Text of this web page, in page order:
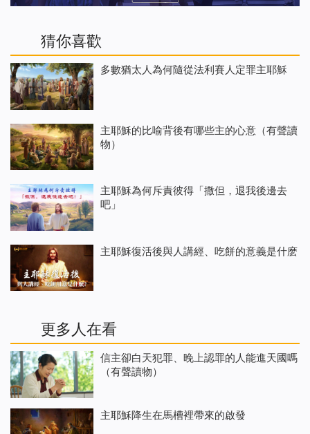
猜你喜歡
多數猶太人為何隨從法利賽人定罪主耶穌
主耶穌的比喻背後有哪些主的心意（有聲讀
物）
主耶穌為何斥責彼得「撒但，退我後邊去
吧」
主耶穌復活後與人講經、吃餅的意義是什麽
更多人在看
信主卻白天犯罪、晚上認罪的人能進天國嗎
（有聲讀物）
主耶穌降生在馬槽裡帶來的啟發